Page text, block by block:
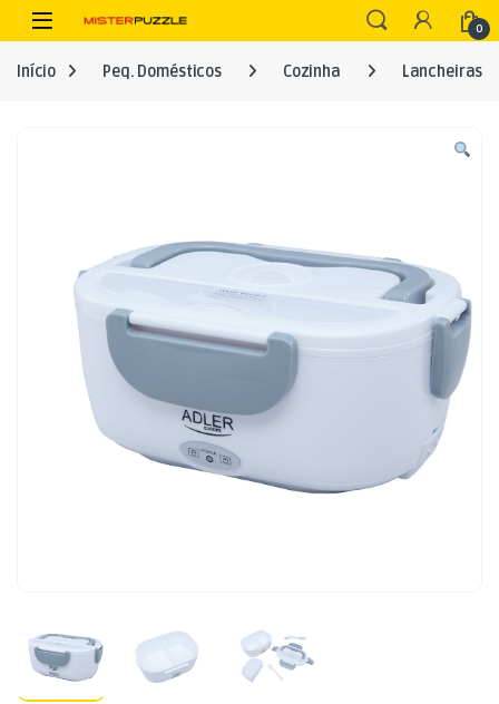
Skip to navigation
Skip to content
Open 0
Início Peq. Domésticos Cozinha Lancheiras